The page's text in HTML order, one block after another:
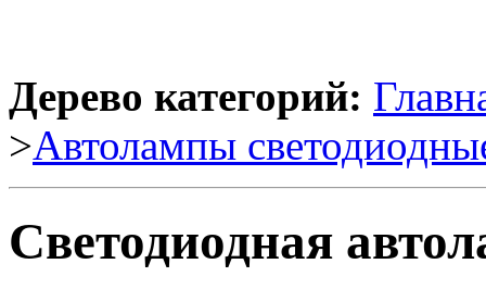
Дерево категорий:
>Автолампы
Светодиодная